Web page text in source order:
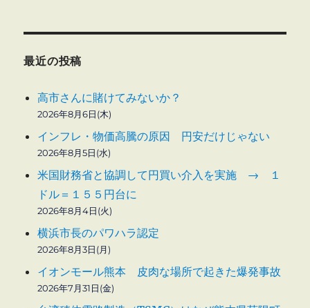
最近の投稿
高市さんに賭けてみないか？
2026年8月6日(木)
インフレ・物価高騰の原因 円安だけじゃない
2026年8月5日(水)
米国財務省と協調して円買い介入を実施 → １
ドル＝１５５円台に
2026年8月4日(火)
横浜市長のパワハラ認定
2026年8月3日(月)
イオンモール熊本 皮肉な場所で起きた爆発事故
2026年7月31日(金)